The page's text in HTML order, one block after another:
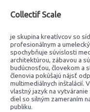
Collectif Scale
je skupina kreatívcov so
profesionálnym a
spochybňuje súvislosti
architektúrou, zábavou a
budúcnosťou, človekom a
členovia pokúšajú nájsť
multimediálnych inštalácií.
vlastný jazyk na
diel so silným zameraním
publiku.